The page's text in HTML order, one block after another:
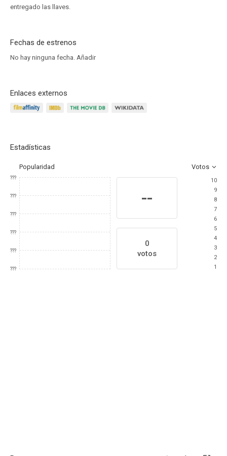
entregado las llaves.
Fechas de estrenos
No hay ninguna fecha. Añadir
Enlaces externos
Estadísticas
Popularidad Votos
???
???
???
???
???
???
--
0
votos
10
9
8
7
6
5
4
3
2
1